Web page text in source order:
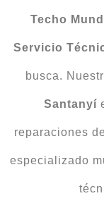
Techo
Servicio
busca.
Santanyí
reparaciones
especializado